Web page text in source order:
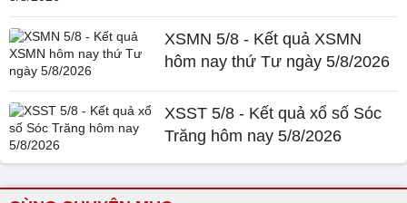
XSMN 5/8 - Kết quả XSMN
hôm nay thứ Tư ngày 5/8/2026
XSST 5/8 - Kết quả xổ số Sóc
Trăng hôm nay 5/8/2026